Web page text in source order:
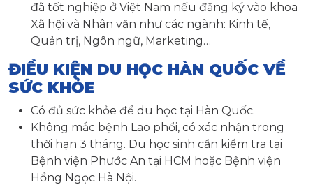
đã tốt nghiệp ở Việt Nam nếu đăng ký vào khoa
Xã hội và Nhân văn như các ngành: Kinh tế,
Quản trị, Ngôn ngữ, Marketing…
ĐIỀU KIỆN DU HỌC HÀN QUỐCVỀ
SỨC KHỎE
Có đủ sức khỏe để du học tại Hàn Quốc.
Không mắc bệnh Lao phổi, có xác nhận trong
thời hạn 3 tháng. Du học sinh cần kiểm tra tại
Bệnh viện Phước An tại HCM hoặc Bệnh viện
Hồng Ngọc Hà Nội.